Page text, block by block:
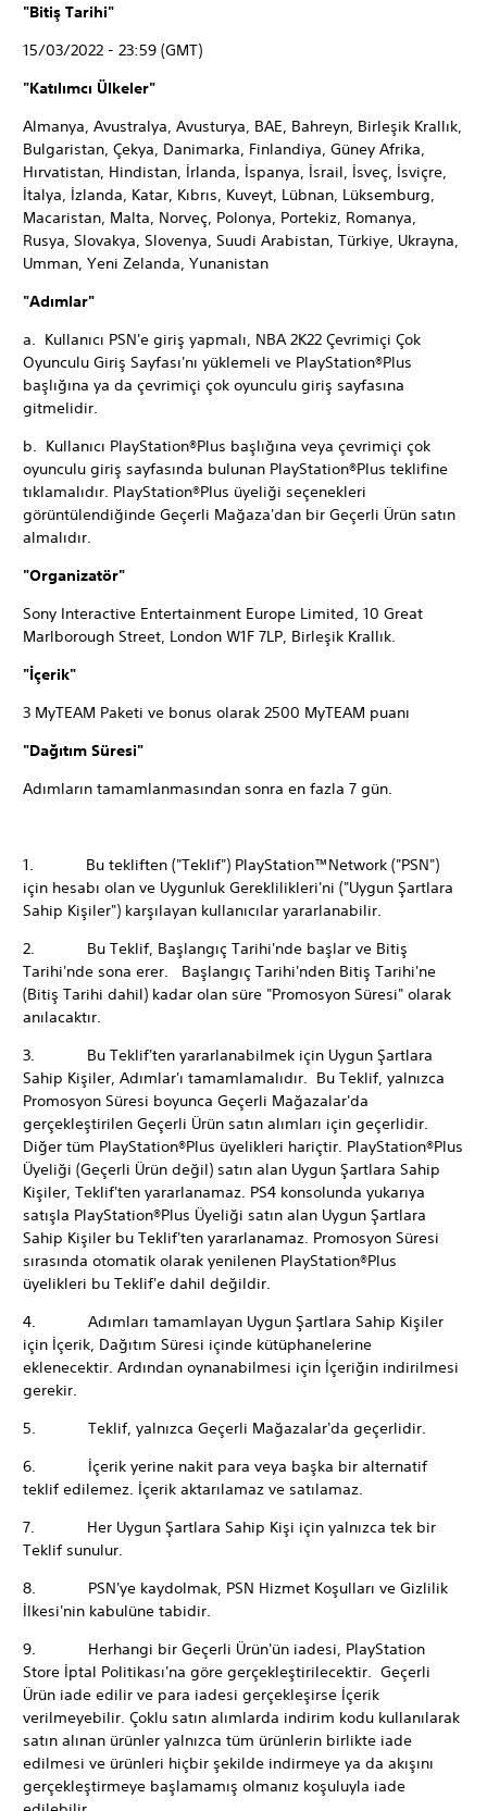
"Bitiş Tarihi"
15/03/2022 - 23:59 (GMT)
"Katılımcı Ülkeler"
Almanya, Avustralya, Avusturya, BAE, Bahreyn, Birleşik Krallık,
Bulgaristan, Çekya, Danimarka, Finlandiya, Güney Afrika,
Hırvatistan, Hindistan, İrlanda, İspanya, İsrail, İsveç, İsviçre,
İtalya, İzlanda, Katar, Kıbrıs, Kuveyt, Lübnan, Lüksemburg,
Macaristan, Malta, Norveç, Polonya, Portekiz, Romanya,
Rusya, Slovakya, Slovenya, Suudi Arabistan, Türkiye, Ukrayna,
Umman, Yeni Zelanda, Yunanistan
"Adımlar"
a. Kullanıcı PSN'e giriş yapmalı, NBA 2K22 Çevrimiçi Çok
Oyunculu Giriş Sayfası'nı yüklemeli ve PlayStation®Plus
başlığına ya da çevrimiçi çok oyunculu giriş sayfasına
gitmelidir.
b. Kullanıcı PlayStation®Plus başlığına veya çevrimiçi çok
oyunculu giriş sayfasında bulunan PlayStation®Plus teklifine
tıklamalıdır. PlayStation®Plus üyeliği seçenekleri
görüntülendiğinde Geçerli Mağaza'dan bir Geçerli Ürün satın
almalıdır.
"Organizatör"
Sony Interactive Entertainment Europe Limited, 10 Great
Marlborough Street, London W1F 7LP, Birleşik Krallık.
"İçerik"
3 MyTEAM Paketi ve bonus olarak 2500 MyTEAM puanı
"Dağıtım Süresi"
Adımların tamamlanmasından sonra en fazla 7 gün.
1. Bu tekliften ("Teklif") PlayStation™Network ("PSN")
için hesabı olan ve Uygunluk Gereklilikleri'ni ("Uygun Şartlara
Sahip Kişiler") karşılayan kullanıcılar yararlanabilir.
2. Bu Teklif, Başlangıç Tarihi'nde başlar ve Bitiş
Tarihi'nde sona erer. Başlangıç Tarihi'nden Bitiş Tarihi'ne
(Bitiş Tarihi dahil) kadar olan süre "Promosyon Süresi" olarak
anılacaktır.
3. Bu Teklif'ten yararlanabilmek için Uygun Şartlara
Sahip Kişiler, Adımlar'ı tamamlamalıdır. Bu Teklif, yalnızca
Promosyon Süresi boyunca Geçerli Mağazalar'da
gerçekleştirilen Geçerli Ürün satın alımları için geçerlidir.
Diğer tüm PlayStation®Plus üyelikleri hariçtir. PlayStation®Plus
Üyeliği (Geçerli Ürün değil) satın alan Uygun Şartlara Sahip
Kişiler, Teklif'ten yararlanamaz. PS4 konsolunda yukarıya
satışla PlayStation®Plus Üyeliği satın alan Uygun Şartlara
Sahip Kişiler bu Teklif'ten yararlanamaz. Promosyon Süresi
sırasında otomatik olarak yenilenen PlayStation®Plus
üyelikleri bu Teklif'e dahil değildir.
4. Adımları tamamlayan Uygun Şartlara Sahip Kişiler
için İçerik, Dağıtım Süresi içinde kütüphanelerine
eklenecektir. Ardından oynanabilmesi için İçeriğin indirilmesi
gerekir.
5. Teklif, yalnızca Geçerli Mağazalar'da geçerlidir.
6. İçerik yerine nakit para veya başka bir alternatif
teklif edilemez. İçerik aktarılamaz ve satılamaz.
7. Her Uygun Şartlara Sahip Kişi için yalnızca tek bir
Teklif sunulur.
8. PSN'ye kaydolmak, PSN Hizmet Koşulları ve Gizlilik
İlkesi'nin kabulüne tabidir.
9. Herhangi bir Geçerli Ürün'ün iadesi, PlayStation
Store İptal Politikası'na göre gerçekleştirilecektir. Geçerli
Ürün iade edilir ve para iadesi gerçekleşirse İçerik
verilmeyebilir. Çoklu satın alımlarda indirim kodu kullanılarak
satın alınan ürünler yalnızca tüm ürünlerin birlikte iade
edilmesi ve ürünleri hiçbir şekilde indirmeye ya da akışını
gerçekleştirmeye başlamamış olmanız koşuluyla iade